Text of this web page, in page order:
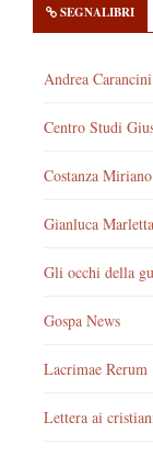
SEGNALIBRI
Andrea Carancini
Centro Studi
Costanza Miriano
Gianluca Marletta
Gli occhi della
Gospa News
Lacrimae Rerum
Lettera ai